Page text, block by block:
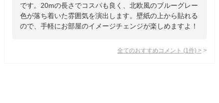
です。20mの長さでコスパも良く、北欧風のブルーグレー
色が落ち着いた雰囲気を演出します。壁紙の上から貼れる
ので、手軽にお部屋のイメージチェンジが楽しめますよ！
全てのおすすめコメント (1 件) >